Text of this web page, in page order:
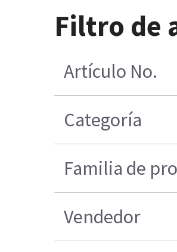
Filtro de
Artículo No.
Categoría
Familia de
Vendedor